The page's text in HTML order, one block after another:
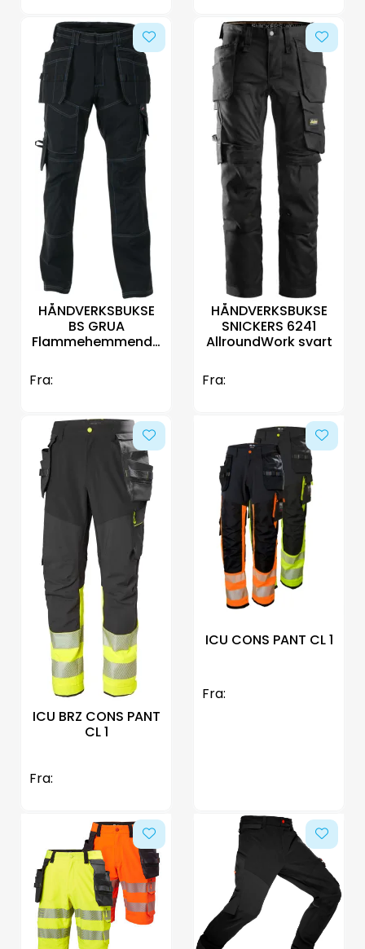
HÅNDVERKSBUKSE
BS GRUA
Flammehemmende
Fra:
HÅNDVERKSBUKSE
SNICKERS 6241
AllroundWork svart
Fra:
ICU BRZ CONS PANT
CL 1
Fra:
ICU CONS PANT CL 1
Fra: